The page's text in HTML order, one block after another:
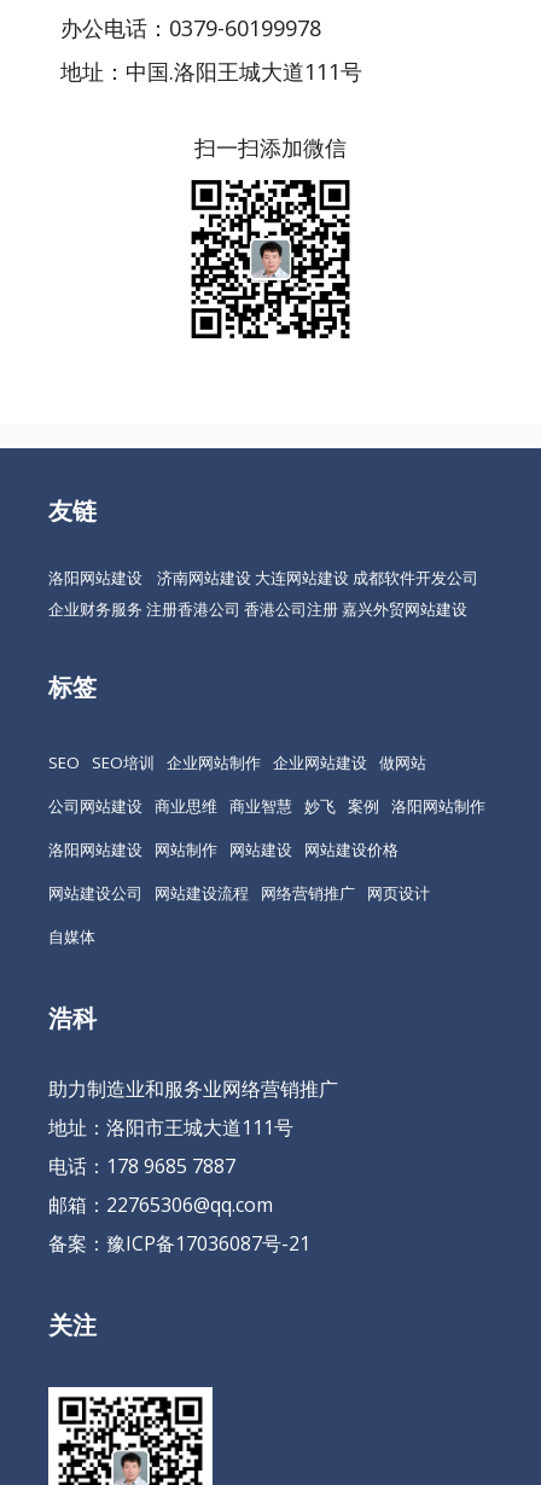
办公电话：0379-60199978
地址：中国.洛阳王城大道111号
扫一扫添加微信
友链
洛阳网站建设 济南网站建设 大连网站建设 成都软件开发公司
企业财务服务 注册香港公司 香港公司注册嘉兴外贸网站建设
标签
SEO SEO培训 企业网站制作 企业网站建设 做网站
公司网站建设 商业思维 商业智慧 妙飞 案例
洛阳网站制作
洛阳网站建设
网站制作 网站建设
网站建设价格
网站建设公司
网站建设流程 网络营销推广
网页设计
自媒体
浩科
助力制造业和服务业网络营销推广
地址：洛阳市王城大道111号
电话：178 9685 7887
邮箱：22765306@qq.com
备案： 豫ICP备17036087号-21
关注